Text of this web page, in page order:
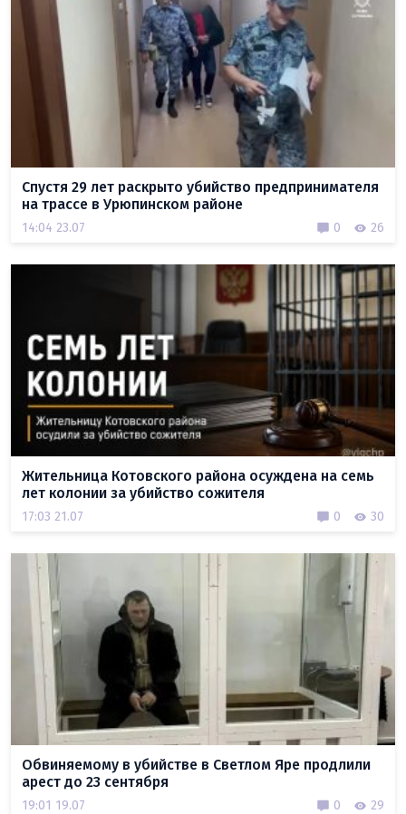
Спустя 29 лет раскрыто убийство предпринимателя
на трассе в Урюпинском районе
14:04 23.07 0 26
Жительница Котовского района осуждена на семь
лет колонии за убийство сожителя
17:03 21.07 0 30
Обвиняемому в убийстве в Светлом Яре продлили
арест до 23 сентября
19:01 19.07 0 29